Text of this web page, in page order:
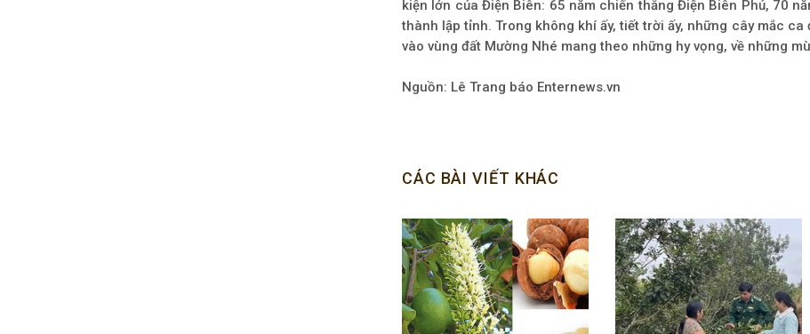
kiện lớn của Điện Biên: 65 năm chiến thắng Điện Biên Phủ, 70
thành lập tỉnh. Trong không khí ấy, tiết trời ấy, những cây mắc
vào vùng đất Mường Nhé mang theo những hy vọng, về những
Nguồn: Lê Trang báo Enternews.vn
CÁC BÀI VIẾT KHÁC